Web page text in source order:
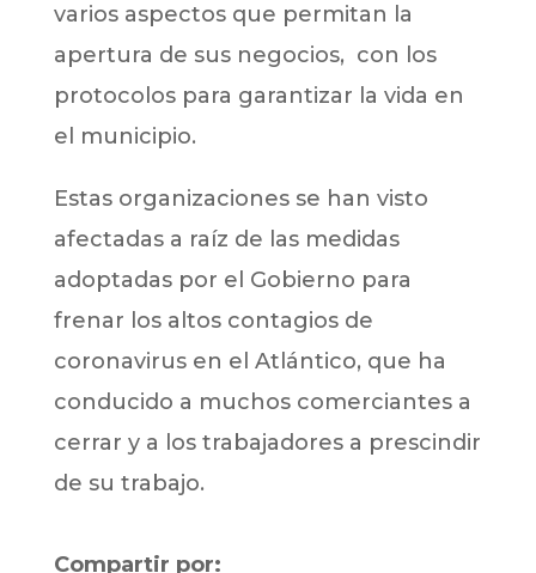
varios aspectos que permitan la
apertura de sus negocios, con los
protocolos para garantizar la vida en
el municipio.
Estas organizaciones se han visto
afectadas a raíz de las medidas
adoptadas por el Gobierno para
frenar los altos contagios de
coronavirus en el Atlántico, que ha
conducido a muchos comerciantes a
cerrar y a los trabajadores a prescindir
de su trabajo.
Compartir por: